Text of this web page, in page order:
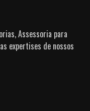
Assessoria para
expertises de nossos